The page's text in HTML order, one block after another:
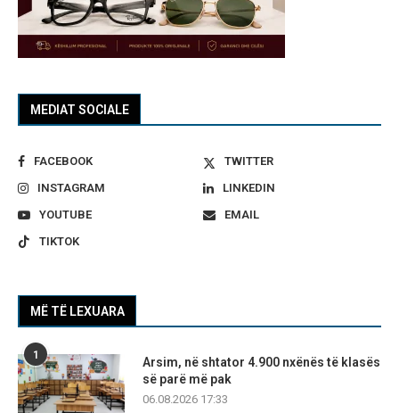
MEDIAT SOCIALE
FACEBOOK
TWITTER
INSTAGRAM
LINKEDIN
YOUTUBE
EMAIL
TIKTOK
MË TË LEXUARA
1
Arsim, në shtator 4.900 nxënës të klasës
së parë më pak
06.08.2026 17:33